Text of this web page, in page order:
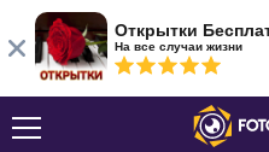
Открытки
На все случаи жизни